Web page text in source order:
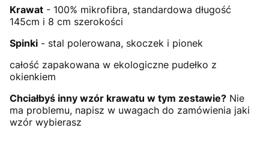
Krawat - 100% mikrofibra, standardowa długość
145cm i 8 cm szerokości
Spinki - stal polerowana, skoczek i pionek
całość zapakowana w ekologiczne pudełko z
okienkiem
Chciałbyś inny wzór krawatu w tym zestawie? Nie
ma problemu, napisz w uwagach do zamówienia jaki
wzór wybierasz